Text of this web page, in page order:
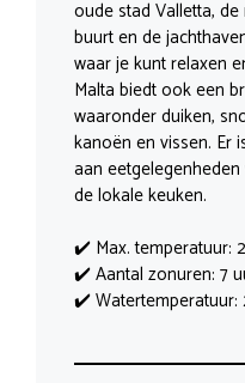
oude stad Valletta,
buurt en de
waar je kunt relaxen
Malta biedt ook een
waaronder duiken,
kanoën en vissen. Er
aan
de lokale keuken.
✔️ Max. temperatuur:
✔️ Aantal zonuren: 7
✔️ Watertemperatuur: